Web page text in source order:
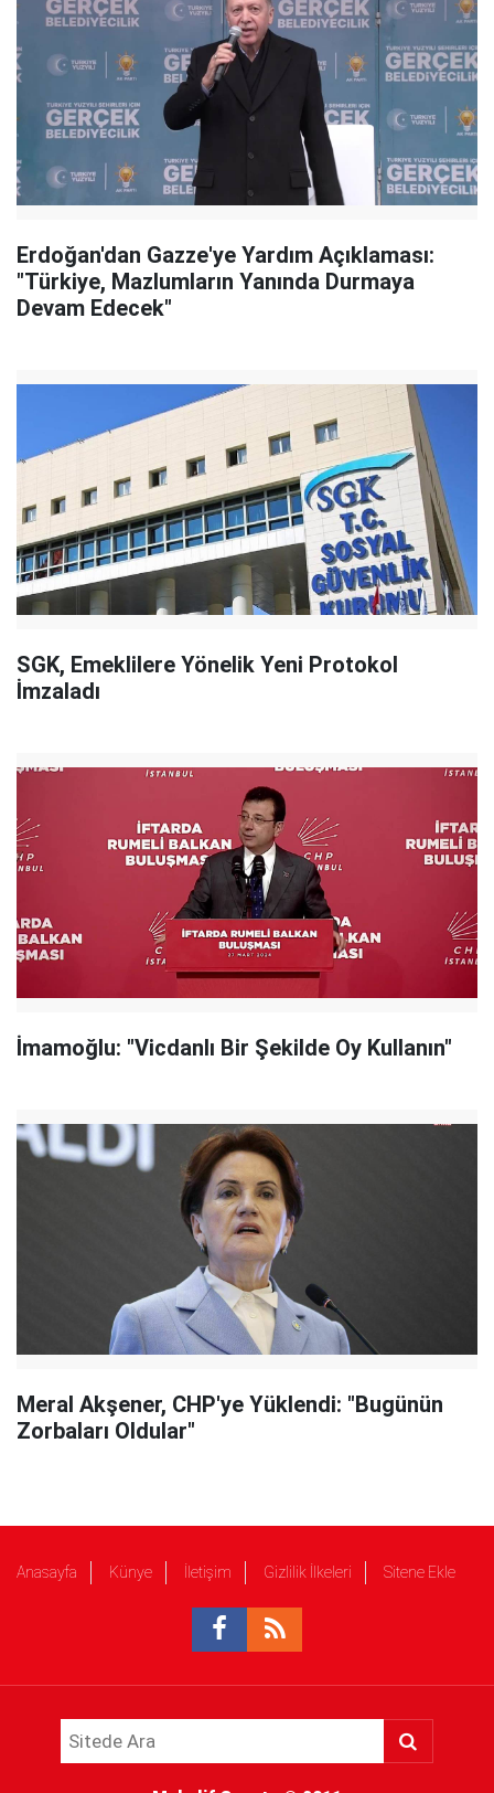
Erdoğan'dan Gazze'ye Yardım Açıklaması:
"Türkiye, Mazlumların Yanında Durmaya
Devam Edecek"
SGK, Emeklilere Yönelik Yeni Protokol
İmzaladı
İmamoğlu: "Vicdanlı Bir Şekilde Oy Kullanın"
Meral Akşener, CHP'ye Yüklendi: "Bugünün
Zorbaları Oldular"
Anasayfa Künye İletişim Gizlilik İlkeleri Sitene Ekle